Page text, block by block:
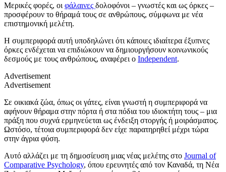
Μερικές φορές, οι φάλαινες δολοφόνοι – γνωστές και ως όρκες –
προσφέρουν το θήραμά τους σε ανθρώπους, σύμφωνα με νέα
επιστημονική μελέτη.
Η συμπεριφορά αυτή υποδηλώνει ότι κάποιες ιδιαίτερα έξυπνες
όρκες ενδέχεται να επιδιώκουν να δημιουργήσουν κοινωνικούς
δεσμούς με τους ανθρώπους, αναφέρει ο Independent.
Advertisement
Advertisement
Σε οικιακά ζώα, όπως οι γάτες, είναι γνωστή η συμπεριφορά να
αφήνουν θήραμα στην πόρτα ή στα πόδια του ιδιοκτήτη τους – μια
πράξη που συχνά ερμηνεύεται ως ένδειξη στοργής ή μοιράσματος.
Ωστόσο, τέτοια συμπεριφορά δεν είχε παρατηρηθεί μέχρι τώρα
στην άγρια φύση.
Αυτό αλλάζει με τη δημοσίευση μιας νέας μελέτης στο Journal of
Comparative Psychology, όπου ερευνητές από τον Καναδά, τη Νέα